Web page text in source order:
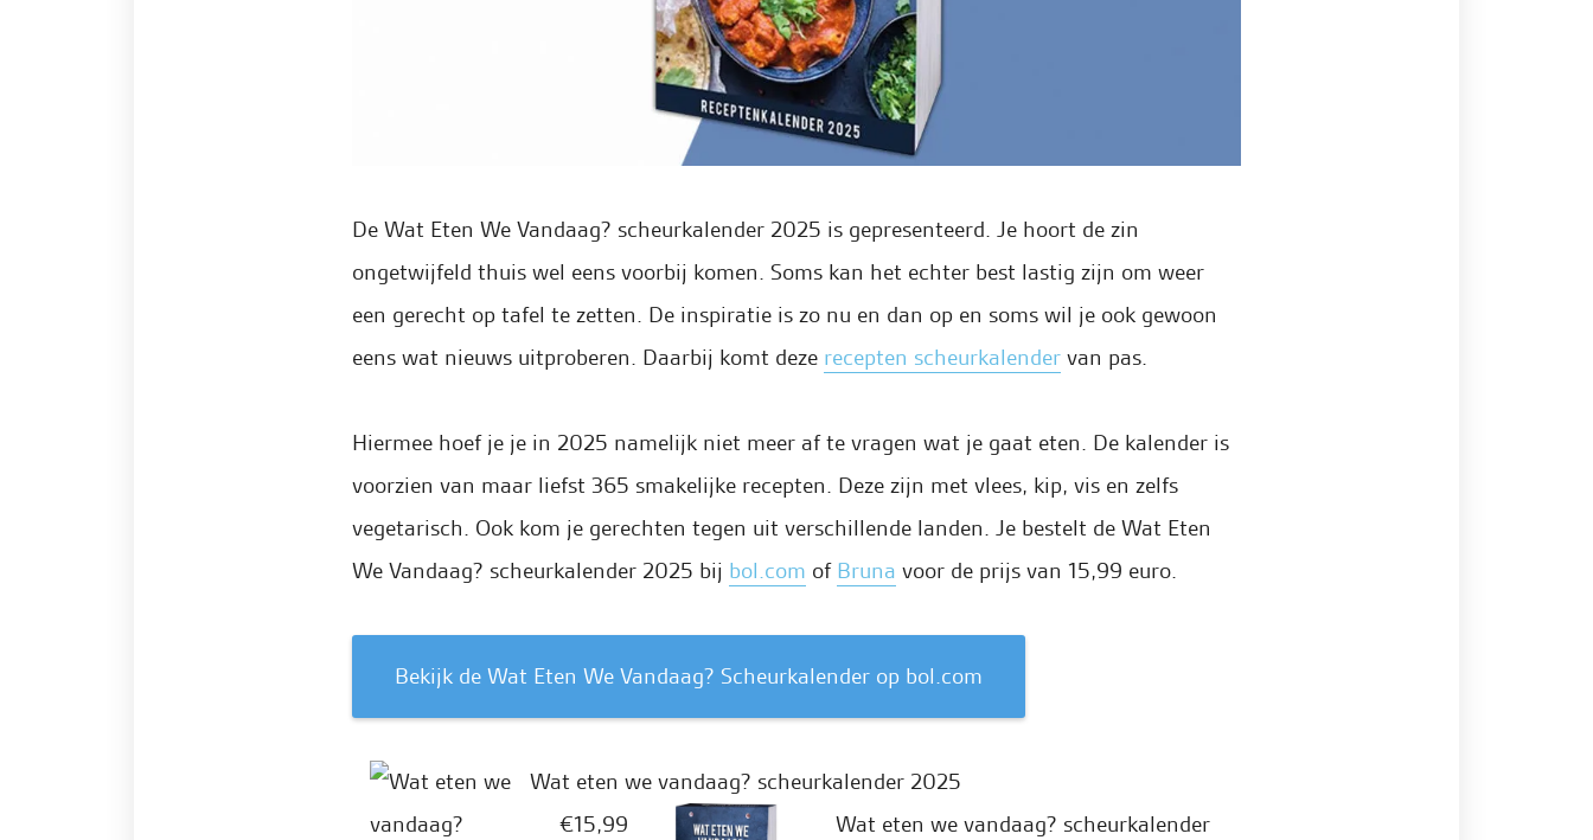
De Wat Eten We Vandaag? scheurkalender 2025 is gepresenteerd. Je hoort de zin
ongetwijfeld thuis wel eens voorbij komen. Soms kan het echter best lastig zijn om weer
een gerecht op tafel te zetten. De inspiratie is zo nu en dan op en soms wil je ook gewoon
eens wat nieuws uitproberen. Daarbij komt deze recepten scheurkalender van pas.
Hiermee hoef je je in 2025 namelijk niet meer af te vragen wat je gaat eten. De kalender is
voorzien van maar liefst 365 smakelijke recepten. Deze zijn met vlees, kip, vis en zelfs
vegetarisch. Ook kom je gerechten tegen uit verschillende landen. Je bestelt de Wat Eten
We Vandaag? scheurkalender 2025 bij bol.com of Bruna voor de prijs van 15,99 euro.
Bekijk de Wat Eten We Vandaag? Scheurkalender op bol.com
Wat eten we vandaag? scheurkalender 2025
€15,99
Wat eten we vandaag? scheurkalender